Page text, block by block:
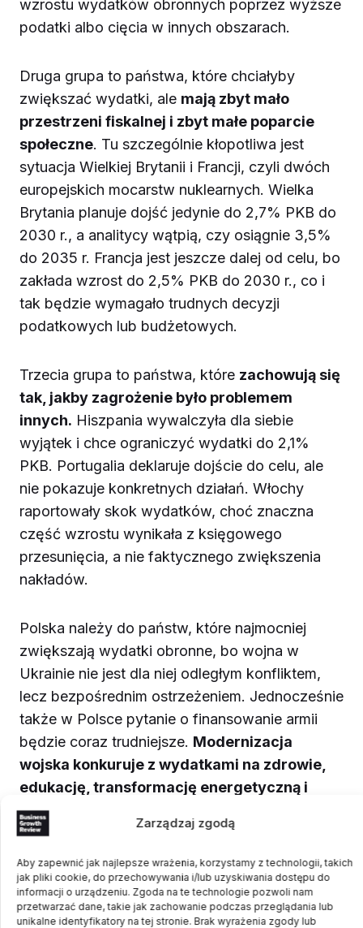
Zarządzaj zgodą
Aby zapewnić jak najlepsze wrażenia, korzystamy z technologii, takich
jak pliki cookie, do przechowywania i/lub uzyskiwania dostępu do
informacji o urządzeniu. Zgoda na te technologie pozwoli nam
przetwarzać dane, takie jak zachowanie podczas przeglądania lub
unikalne identyfikatory na tej stronie. Brak wyrażenia zgody lub
wzrostu wydatków obronnych poprzez wyższe
podatki albo cięcia w innych obszarach.
Druga grupa to państwa, które chciałyby
zwiększać wydatki, ale mają zbyt mało
przestrzeni fiskalnej i zbyt małe poparcie
społeczne. Tu szczególnie kłopotliwa jest
sytuacja Wielkiej Brytanii i Francji, czyli dwóch
europejskich mocarstw nuklearnych. Wielka
Brytania planuje dojść jedynie do 2,7% PKB do
2030 r., a analitycy wątpią, czy osiągnie 3,5%
do 2035 r. Francja jest jeszcze dalej od celu, bo
zakłada wzrost do 2,5% PKB do 2030 r., co i
tak będzie wymagało trudnych decyzji
podatkowych lub budżetowych.
Trzecia grupa to państwa, które zachowują się
tak, jakby zagrożenie było problemem
innych. Hiszpania wywalczyła dla siebie
wyjątek i chce ograniczyć wydatki do 2,1%
PKB. Portugalia deklaruje dojście do celu, ale
nie pokazuje konkretnych działań. Włochy
raportowały skok wydatków, choć znaczna
część wzrostu wynikała z księgowego
przesunięcia, a nie faktycznego zwiększenia
nakładów.
Polska należy do państw, które najmocniej
zwiększają wydatki obronne, bo wojna w
Ukrainie nie jest dla niej odległym konfliktem,
lecz bezpośrednim ostrzeżeniem. Jednocześnie
także w Polsce pytanie o finansowanie armii
będzie coraz trudniejsze. Modernizacja
wojska konkuruje z wydatkami na zdrowie,
edukację, transformację energetyczną i
demografię
bezpieczeństwa w regionie, tym mocniej
politycy będą musieli tłumaczyć obywatelom,
nie tylko ile wydają, ale co konkretnie za te
pieniądze kupują.